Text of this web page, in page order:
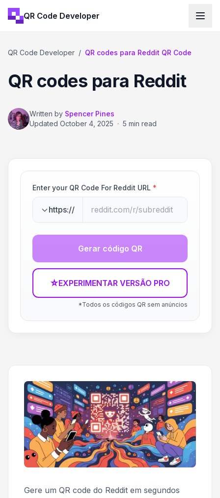
QR Code Developer
QR Code Developer / QR codes para Reddit QR Code
QR codes para Reddit
Written by Spencer Pines
Updated October 4, 2025 · 5 min read
Enter your QR Code For Reddit URL *
https://
Gerar código QR
☆EXPERIMENTAR VERSÃO PRO
*Todos os códigos QR sem anúncios
Gere um QR code do Reddit em segundos